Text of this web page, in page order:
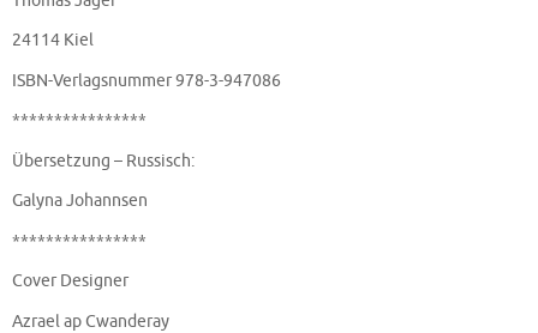
24114 Kiel
ISBN-Verlagsnummer 978-3-947086
****************
Übersetzung – Russisch:
Galyna Johannsen
****************
Cover Designer
Azrael ap Cwanderay